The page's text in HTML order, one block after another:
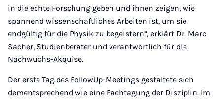
in die echte Forschung geben und ihnen zeigen, wie
spannend wissenschaftliches Arbeiten ist, um sie
endgültig für die Physik zu begeistern“, erklärt Dr. Marc
Sacher, Studienberater und verantwortlich für die
Nachwuchs-Akquise.
Der erste Tag des FollowUp-Meetings gestaltete sich
dementsprechend wie eine Fachtagung der Disziplin. Im